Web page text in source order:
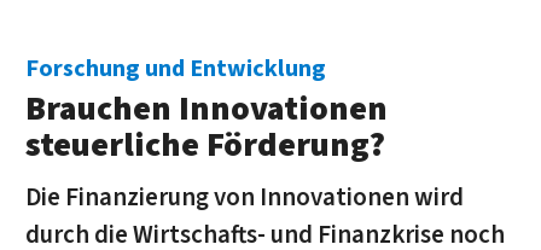
Forschung und Entwicklung
Brauchen Innovationen
steuerliche Förderung?
Die Finanzierung von Innovationen wird
durch die Wirtschafts- und Finanzkrise noch